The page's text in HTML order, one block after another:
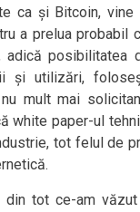
ca și Bitcoin, vine
a prelua probabil
adică posibilitatea
și utilizări,
mult mai
white paper-ul
tot felul de
tot ce-am văzut